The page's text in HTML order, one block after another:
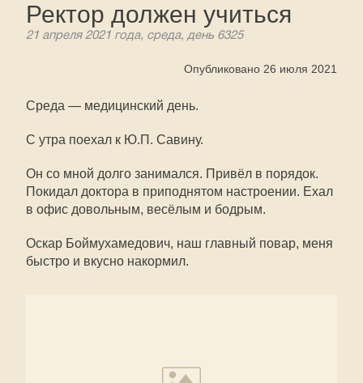
Ректор должен учиться
21 апреля 2021 года, среда, день 6325
Опубликовано 26 июля 2021
Среда — медицинский день.
С утра поехал к Ю.П. Савину.
Он со мной долго занимался. Привёл в порядок.
Покидал доктора в приподнятом настроении. Ехал
в офис довольным, весёлым и бодрым.
Оскар Боймухамедович, наш главный повар, меня
быстро и вкусно накормил.